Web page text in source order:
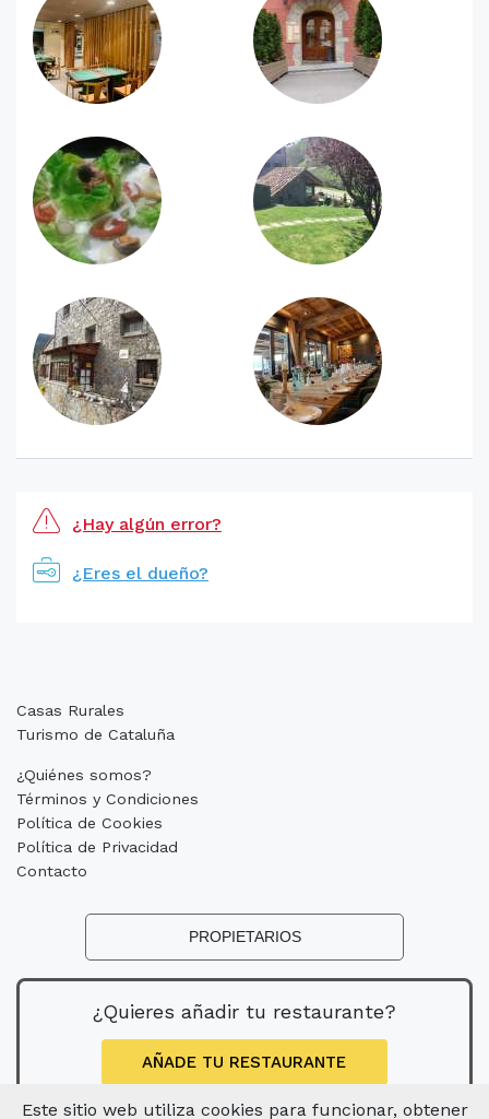
¿Hay algún error?
¿Eres el dueño?
Casas Rurales
Turismo de Cataluña
¿Quiénes somos?
Términos y Condiciones
Política de Cookies
Política de Privacidad
Contacto
PROPIETARIOS
¿Quieres añadir tu restaurante?
AÑADE TU RESTAURANTE
Este sitio web utiliza cookies para funcionar, obtener